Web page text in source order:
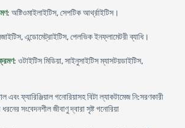
: অষ্টিওমাইলাইটিস, সেপটিক আর্থ্রাইটিস।
এন্ডোমেট্রাইটিস, পেলভিক ইনফ্লামেটরী ব্যাধি।
: ওটাইটিস মিডিয়া, সাইনুসাইটিস ম্যাসটয়ডাইটিস,
এবং ফ্যারিঞ্জিয়াল গনোরিয়াসহ বিটা ল্যাকটামেজ নি:সরণকারী
ধরনের সংবেদনশীল জীবাণু দ্বারা সৃষ্ট গনোরিয়া